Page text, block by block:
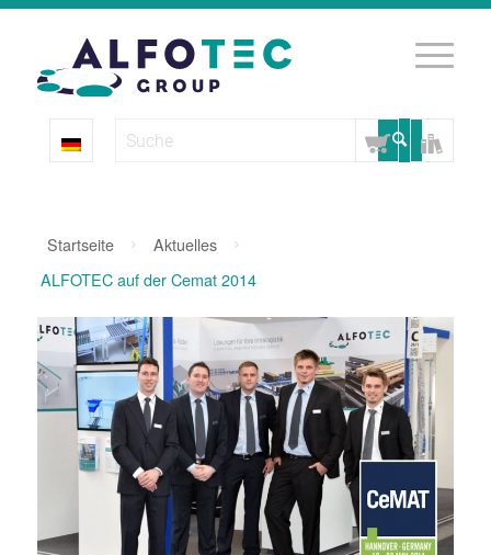
Startseite
Aktuelles
ALFOTEC auf der Cemat 2014